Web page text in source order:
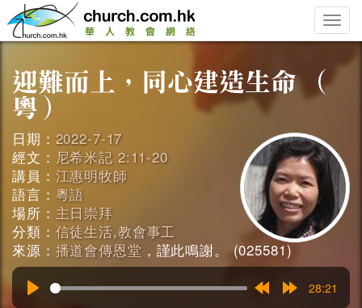
Toggle
日期： 2022-7-17
經文： 尼希米記 2:11-20
講員： 江惠明牧師
語言： 粵語
場所： 主日崇拜
分類： 信徒生活,教會事工
來源： 播道會傳恩堂 ，謹此鳴謝。 (025581)
28:21